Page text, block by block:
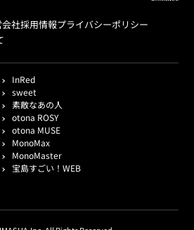
社採用情報プライバシーポリシー
InRed
sweet
素敵なあの人
otona ROSY
otona MUSE
MonoMax
MonoMaster
宝島すごい！WEB